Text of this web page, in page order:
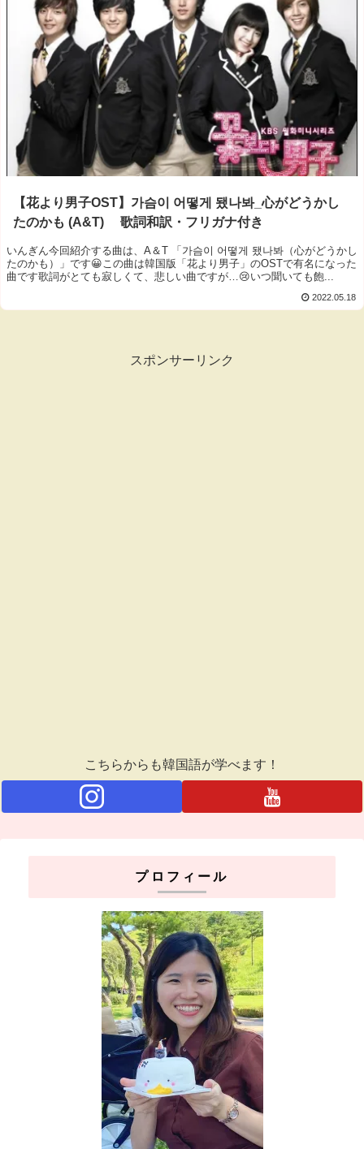
【花より男子OST】가슴이 어떻게 됐나봐_心がどうかし
たのかも (A&T) 歌詞和訳・フリガナ付き
いんぎん今回紹介する曲は、A＆T 「가슴이 어떻게 됐나봐（心がどうかし
たのかも）」です😀この曲は韓国版「花より男子」のOSTで有名になった
曲です歌詞がとても寂しくて、悲しい曲ですが…😢いつ聞いても飽...
2022.05.18
スポンサーリンク
こちらからも韓国語が学べます！
プロフィール